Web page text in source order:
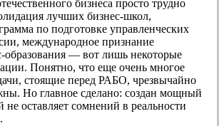
бизнеса просто трудно
лучших бизнес-школ,
по подготовке управленческих
международное признание
образования — вот лишь некоторые
Понятно, что еще очень многое
стоящие перед РАБО, чрезвычайно
Но главное сделано: создан мощный
не оставляет сомнений в реальности